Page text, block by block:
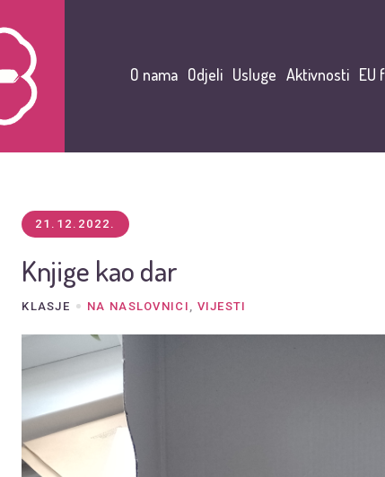
O nama Odjeli Usluge Aktivnosti EU
21.12.2022.
Knjige kao dar
KLASJE NA NASLOVNICI , VIJESTI